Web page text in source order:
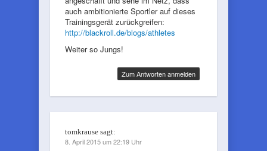
auch ambitionierte Sportler auf dieses
Trainingsgerät zurückgreifen:
http://blackroll.de/blogs/athletes
Weiter so Jungs!
Zum Antworten anmelden
tomkrause sagt:
8. April 2015 um 22:19 Uhr